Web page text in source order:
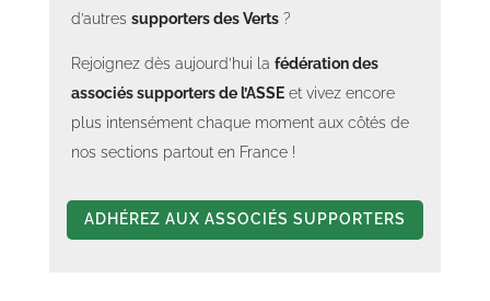
d’autres supporters des Verts ?
Rejoignez dès aujourd’hui la fédération des
associés supporters de l’ASSE et vivez encore
plus intensément chaque moment aux côtés de
nos sections partout en France !
ADHÉREZ AUX ASSOCIÉS SUPPORTERS